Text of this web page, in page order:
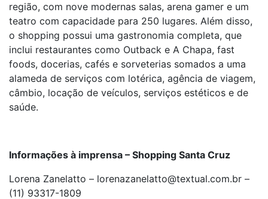
região, com nove modernas salas, arena gamer e um
teatro com capacidade para 250 lugares. Além disso,
o shopping possui uma gastronomia completa, que
inclui restaurantes como Outback e A Chapa, fast
foods, docerias, cafés e sorveterias somados a uma
alameda de serviços com lotérica, agência de viagem,
câmbio, locação de veículos, serviços estéticos e de
saúde.
Informações à imprensa – Shopping Santa Cruz
Lorena Zanelatto – lorenazanelatto@textual.com.br –
(11) 93317-1809